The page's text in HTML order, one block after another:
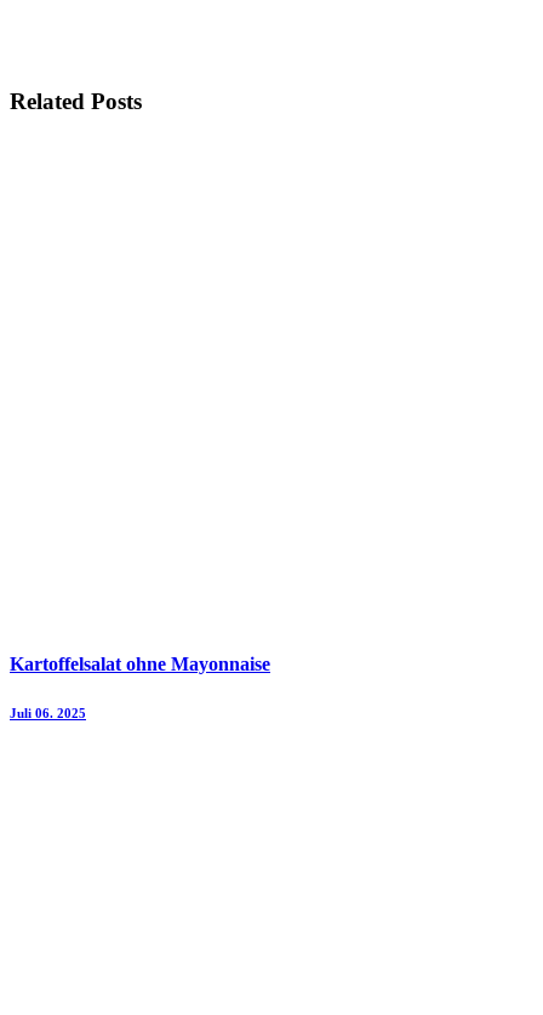
Related Posts
Kartoffelsalat ohne Mayonnaise
Juli 06. 2025